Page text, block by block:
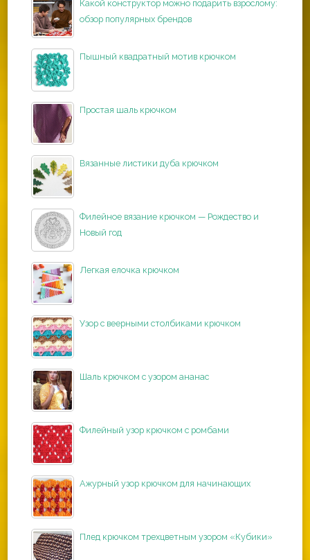
Какой конструктор можно подарить взрослому:
обзор популярных брендов
Пышный квадратный мотив крючком
Простая шаль крючком
Вязанные листики дуба крючком
Филейное вязание крючком — Рождество и
Новый год
Легкая елочка крючком
Узор с веерными столбиками крючком
Шаль крючком с узором ананас
Филейный узор крючком с ромбами
Ажурный узор крючком для начинающих
Плед крючком трехцветным узором «Кубики»